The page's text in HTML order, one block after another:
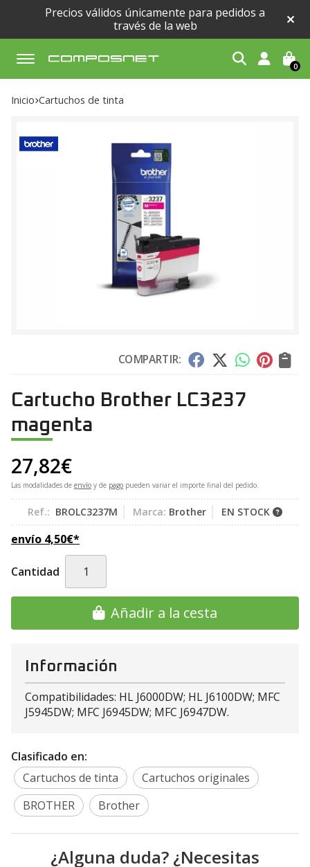
Precios válidos únicamente para pedidos a
través de la web
Buscar 0
Inicio cartuchos de tinta
COMPARTIR:
Cartucho Brother LC3237
magenta
27,82€
Las modalidades de envío y de pago pueden variar el importe final del pedido.
Ref.: BROLC3237M Marca: Brother EN STOCK
envío 4,50€*
Cantidad
Añadir a la cesta
Información
Compatibilidades: HL J6000DW; HL J6100DW; MFC
J5945DW; MFC J6945DW; MFC J6947DW.
Clasificado en:
Cartuchos de tinta
Cartuchos originales
BROTHER
Brother
¿Alguna duda? ¿Necesitas